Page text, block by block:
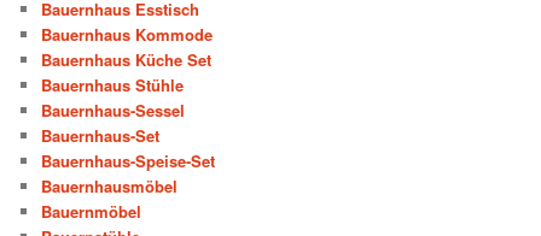
Bauernhaus Esstisch
Bauernhaus Kommode
Bauernhaus Küche Set
Bauernhaus Stühle
Bauernhaus-Sessel
Bauernhaus-Set
Bauernhaus-Speise-Set
Bauernhausmöbel
Bauernmöbel